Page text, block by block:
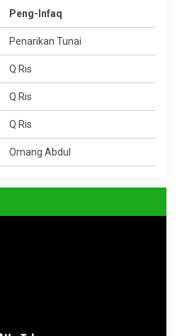
Peng-Infaq
Penarikan Tunai
Q Ris
Q Ris
Q Ris
Omang Abdul